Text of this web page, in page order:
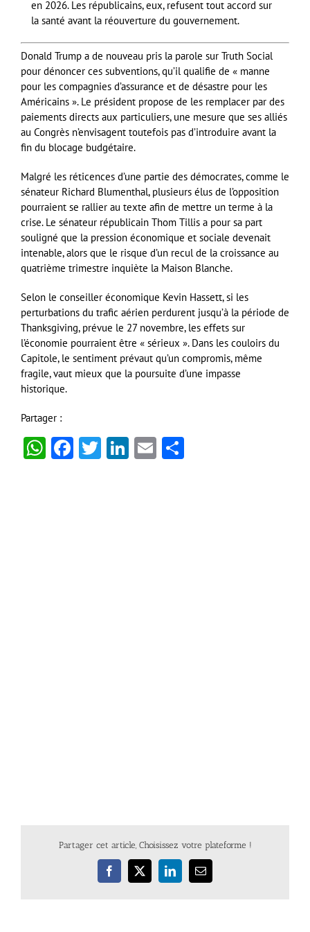
en 2026. Les républicains, eux, refusent tout accord sur
la santé avant la réouverture du gouvernement.
Donald Trump a de nouveau pris la parole sur Truth Social
pour dénoncer ces subventions, qu’il qualifie de « manne
pour les compagnies d’assurance et de désastre pour les
Américains ». Le président propose de les remplacer par des
paiements directs aux particuliers, une mesure que ses alliés
au Congrès n’envisagent toutefois pas d’introduire avant la
fin du blocage budgétaire.
Malgré les réticences d’une partie des démocrates, comme le
sénateur Richard Blumenthal, plusieurs élus de l’opposition
pourraient se rallier au texte afin de mettre un terme à la
crise. Le sénateur républicain Thom Tillis a pour sa part
souligné que la pression économique et sociale devenait
intenable, alors que le risque d’un recul de la croissance au
quatrième trimestre inquiète la Maison Blanche.
Selon le conseiller économique Kevin Hassett, si les
perturbations du trafic aérien perdurent jusqu’à la période de
Thanksgiving, prévue le 27 novembre, les effets sur
l’économie pourraient être « sérieux ». Dans les couloirs du
Capitole, le sentiment prévaut qu’un compromis, même
fragile, vaut mieux que la poursuite d’une impasse
historique.
Partager :
WhatsApp
Facebook
Twitter
LinkedIn
Email
Partager cet article, Choisissez votre plateforme !
Facebook
X LinkedInEmail